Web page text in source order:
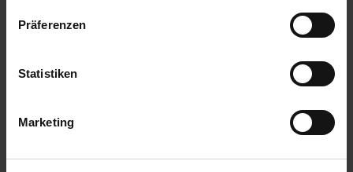
Präferenzen
Statistiken
Marketing
Delikatessen
Getränke
Health- & Beauty-Produkte
Lederwaren